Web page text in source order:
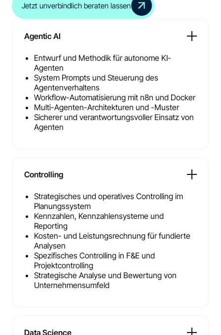
Jetzt unverbindlich beraten lassen
Agentic AI
Entwurf und Methodik für autonome KI-
Agenten
System Prompts und Steuerung des
Agentenverhaltens
Workflow-Automatisierung mit n8n und Docker
Multi-Agenten-Architekturen und -Muster
Sicherer und verantwortungsvoller Einsatz von
Agenten
Controlling
Strategisches und operatives Controlling im
Planungssystem
Kennzahlen, Kennzahlensysteme und
Reporting
Kosten- und Leistungsrechnung für fundierte
Analysen
Spezifisches Controlling in F&E und
Projektcontrolling
Strategische Analyse und Bewertung von
Unternehmensumfeld
Data Science